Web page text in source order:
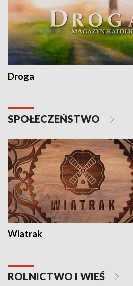
Droga
SPOŁECZEŃSTWO
Wiatrak
ROLNICTWO I WIEŚ